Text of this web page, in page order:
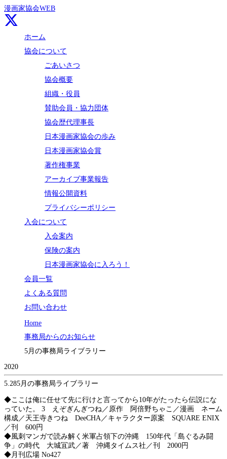
漫画家協会WEB
ホーム
協会について
ごあいさつ
協会概要
組織・役員
賛助会員・協力団体
協会歴代理事長
日本漫画家協会の歩み
日本漫画家協会賞
著作権事業
アーカイブ事業報告
情報公開資料
プライバシーポリシー
入会について
入会案内
保険の案内
日本漫画家協会に入ろう！
会員一覧
よくある質問
お問い合わせ
Home
事務局からのお知らせ
5月の事務局ライブラリー
2020
5.285月の事務局ライブラリー
◆ここは俺に任せて先に行けと言ってから10年がたったら伝説にな
っていた。 3 えぞぎんぎつね／原作 阿倍野ちゃこ／漫画 ネーム
構成／天王寺きつね DeeCHA／キャラクター原案 SQUARE ENIX
／刊 600円
◆風刺マンガで読み解く米軍占領下の沖縄 150年代「島ぐるみ闘
争」の時代 大城冝武／著 沖縄タイムス社／刊 2000円
◆月刊広場 No427